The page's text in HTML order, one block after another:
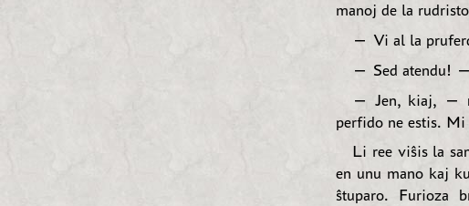
manoj de la
— Vi al la
— Sed atendu!
— Jen, kiaj, —
perfido ne estis.
Li ree viŝis la
en unu mano kaj
ŝtuparo. Furioza